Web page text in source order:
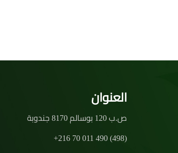
العنوان
ص.ب 120 بوسالم 8170 جندوبة
+216 70 011 490 (498)